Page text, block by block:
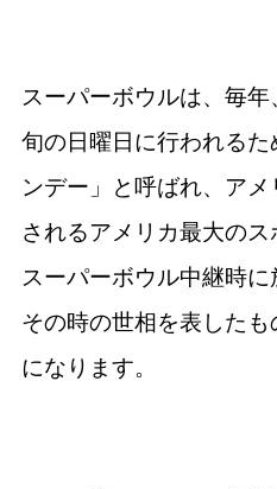
スーパーボウルは、毎
旬の日曜日に行われる
ンデー」と呼ばれ、ア
されるアメリカ最大の
スーパーボウル中継時
その時の世相を表した
になります。